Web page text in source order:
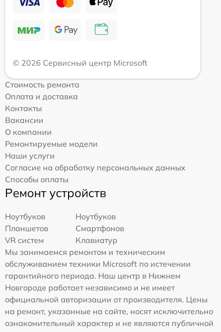
© 2026 Сервисный центр Microsoft
Стоимость ремонта
Оплата и доставка
Контакты
Вакансии
О компании
Ремонтируемые модели
Наши услуги
Согласие на обработку персональных данных
Способы оплаты
Ремонт устройств
Ноутбуков
Ноутбуков
Планшетов
Смартфонов
VR систем
Клавиатур
Мы занимаемся ремонтом и техническим
обслуживанием техники Microsoft по истечении
гарантийного периода. Наш центр в Нижнем
Новгороде работает независимо и не имеет
официальной авторизации от производителя. Цены
на ремонт, указанные на сайте, носят исключительно
ознакомительный характер и не являются публичной